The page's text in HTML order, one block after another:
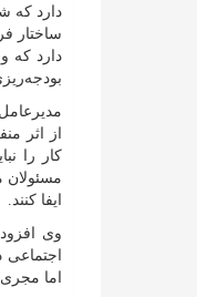
دارد که
ساختار
دارد که
از اثر
کار را
ایفا کنند.
وی
اما